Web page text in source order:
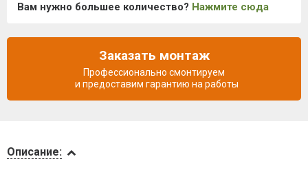
Описание:
Вам нужно большее количество? Нажмите сюда
Заказать монтаж
Профессионально смонтируем
и предоставим гарантию на работы